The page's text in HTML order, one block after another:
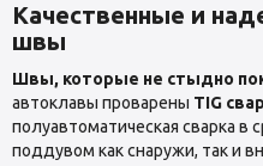
Качественные и
швы
Швы, которые не стыдно
автоклавы проварены TIG
полуавтоматическая сварка в
поддувом как снаружи, так и